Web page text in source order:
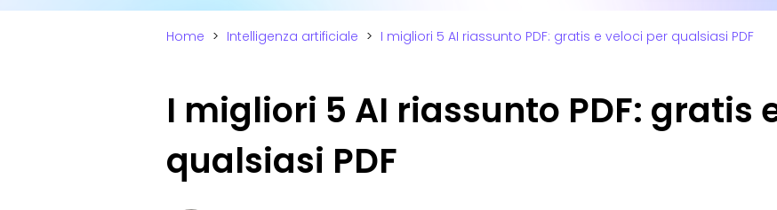
Home > Intelligenza artificiale > I migliori 5 AI riassunto PDF: gratis e veloci per qualsiasi PDF
I migliori 5 AI riassunto PDF: gratis
qualsiasi PDF